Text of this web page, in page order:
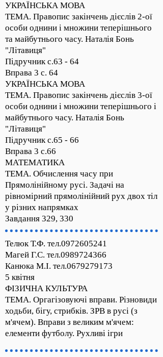
УКРАЇНСЬКА МОВА
ТЕМА. Правопис закінчень дієслів 2-ої
особи однини і множини теперішнього
та майбутнього часу. Наталія Бонь
"Літавиця"
Підручник с.63 - 64
Вправа 3 с. 64
УКРАЇНСЬКА МОВА
ТЕМА. Правопис закінчень дієслів 3-ої
особи однини і множини теперішнього і
майбутнього часу. Наталія Бонь
"Літавиця"
Підручник с.65 - 66
Вправа 3 с.66
МАТЕМАТИКА
ТЕМА. Обчислення часу при
Прямолінійному русі. Задачі на
рівномірний прямолінійний рух двох тіл
у різних напрямках
Завдання 329, 330
Телюк Т.Ф. тел.0972605241
Магей Г.С. тел.0989724366
Канюка М.І. тел.0679279173
5 квітня
ФІЗИЧНА КУЛЬТУРА
ТЕМА. Оргагізовуючі вправи. Різновиди
ходьби, бігу, стрибків. ЗРВ в русі (з
м'ячем). Вправи з великим м'ячем:
елементи футболу. Рухливі ігри